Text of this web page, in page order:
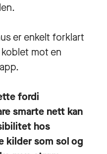
er enkelt forklart
mot en
fordi
smarte nett kan
hos
kilder som sol og